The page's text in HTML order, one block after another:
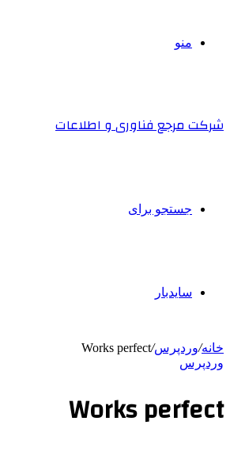
منو
شرکت مرجع فناوری و اطلاعات
جستجو برای
سایدبار
خانه/وردپرس/
Works perfect
وردپرس
Works perfect